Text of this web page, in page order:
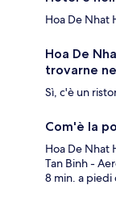
Hoa De Nhat
Hoa De
trovarne
Sì, c'è un
Com'è la
Hoa De Nhat
Tan Binh -
8 min. a piedi